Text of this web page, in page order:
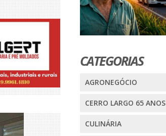
CATEGORIAS
AGRONEGÓCIO
CERRO LARGO 65 ANOS
CULINÁRIA